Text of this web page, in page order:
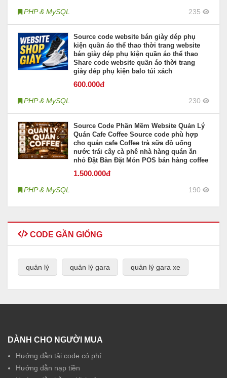
PHP & MySQL 235
Source code website bán giày dép phụ
kiện quần áo thể thao thời trang website
bán giày dép phụ kiện quần áo thể thao
Share code website quần áo thời trang
giày dép phụ kiện balo túi xách
600.000đ
PHP & MySQL 230
Source Code Phần Mềm Website Quản Lý
Quán Cafe Coffee Source code phù hợp
cho quán cafe Coffee trà sữa đồ uống
nước trái cây cà phê nhà hàng quán ăn
nhỏ Đặt Bàn Đặt Món POS bán hàng coffee
1.500.000đ
PHP & MySQL 190
CODE GẦN GIỐNG
quản lý quản lý gara quản lý gara xe
DÀNH CHO NGƯỜI MUA
Hướng dẫn tải code có phí
Hướng dẫn nạp tiền